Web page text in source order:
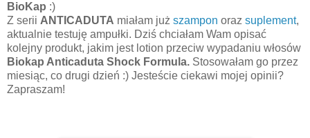
BioKap :)
Z serii ANTICADUTA miałam już szampon oraz suplement,
aktualnie testuję ampułki. Dziś chciałam Wam opisać
kolejny produkt, jakim jest lotion przeciw wypadaniu włosów
Biokap Anticaduta Shock Formula. Stosowałam go przez
miesiąc, co drugi dzień :) Jesteście ciekawi mojej opinii?
Zapraszam!